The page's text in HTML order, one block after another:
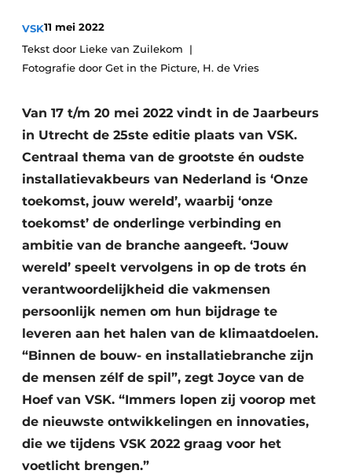
Vacature aanmelden
Vacatures
VSK11 mei 2022
Tekst door Lieke van Zuilekom
Fotografie door Get in the Picture, H. de Vries
Van 17 t/m 20 mei 2022 vindt in de Jaarbeurs
in Utrecht de 25ste editie plaats van VSK.
Centraal thema van de grootste én oudste
installatievakbeurs van Nederland is ‘Onze
toekomst, jouw wereld’, waarbij ‘onze
toekomst’ de onderlinge verbinding en
ambitie van de branche aangeeft. ‘Jouw
wereld’ speelt vervolgens in op de trots én
verantwoordelijkheid die vakmensen
persoonlijk nemen om hun bijdrage te
leveren aan het halen van de klimaatdoelen.
“Binnen de bouw- en installatiebranche zijn
de mensen zélf de spil”, zegt Joyce van de
Hoef van VSK. “Immers lopen zij voorop met
de nieuwste ontwikkelingen en innovaties,
die we tijdens VSK 2022 graag voor het
voetlicht brengen.”